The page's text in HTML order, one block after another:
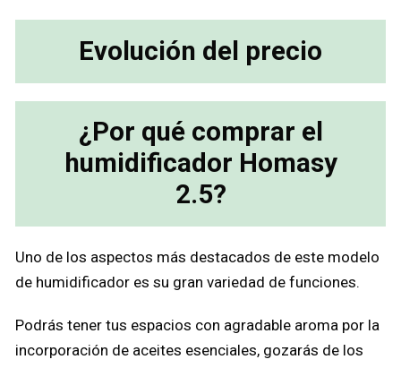
Evolución del precio
¿Por qué comprar el
humidificador Homasy
2.5?
Uno de los aspectos más destacados de este modelo
de humidificador es su gran variedad de funciones.
Podrás tener tus espacios con agradable aroma por la
incorporación de aceites esenciales, gozarás de los